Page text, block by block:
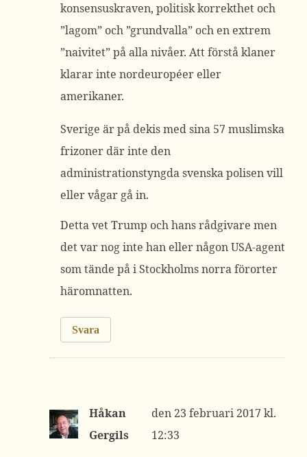
konsensuskraven, politisk korrekthet och
”lagom” och ”grundvalla” och en extrem
”naivitet” på alla nivåer. Att förstå klaner
klarar inte nordeuropéer eller
amerikaner.
Sverige är på dekis med sina 57 muslimska
frizoner där inte den
administrationstyngda svenska polisen vill
eller vågar gå in.
Detta vet Trump och hans rådgivare men
det var nog inte han eller någon USA-agent
som tände på i Stockholms norra förorter
häromnatten.
Svara
Håkan
Gergils
23 februari 2017 kl.
12:33